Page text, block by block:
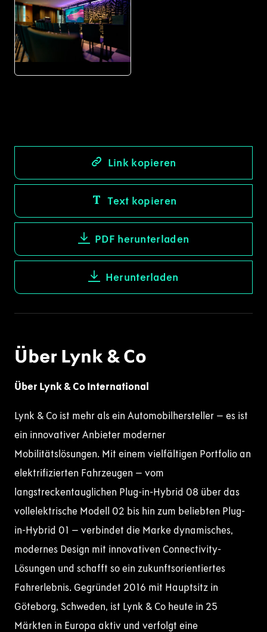
JPG
Link kopieren
Text kopieren
PDF herunterladen
Herunterladen
Über Lynk & Co
Über Lynk & Co International
Lynk & Co ist mehr als ein Automobilhersteller – es ist
ein innovativer Anbieter moderner
Mobilitätslösungen. Mit einem vielfältigen Portfolio an
elektrifizierten Fahrzeugen – vom
langstreckentauglichen Plug-in-Hybrid 08 über das
vollelektrische Modell 02 bis hin zum beliebten Plug-
in-Hybrid 01 – verbindet die Marke dynamisches,
modernes Design mit innovativen Connectivity-
Lösungen und schafft so ein zukunftsorientiertes
Fahrerlebnis. Gegründet 2016 mit Hauptsitz in
Göteborg, Schweden, ist Lynk & Co heute in 25
Märkten in Europa aktiv und verfolgt eine